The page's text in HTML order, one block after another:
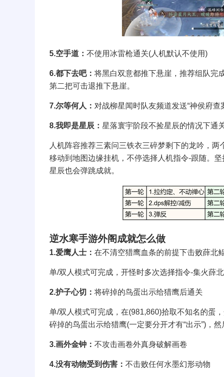
5.空手道： 不使用冰雷枪通关(人机默认不使用)
6.都下去吧： 将黑白双意都推下悬崖，推荐组队完
第二把可击退推下悬崖。
7.尔等何人： 对战柳星闻时队友频道发送“神侯府查
8.我即是星辰： 星落寰宇阶段不捡星辰的情况下通关
人机阵容推荐三素问三铁衣三碎梦剩下的龙吟，
移动到地图边缘挂机，不停选择人机指令-跟随。
星辰也会弹跳成就。
逆水寒手游外阁成就怎么做
1.爱鹰人士： 在不清空猎鹰血条的前提下击败薛北
单/双人模式可完成，开怪时多次选择指令-集火薛
2.护子心切： 将碎掉的鸟蛋出示给猎鹰后通关
单/双人模式可完成，在(981,860)拾取不知名的蛋
碎掉的鸟蛋出示给猎鹰(一定要分开才有“出示”)，
3.画外金钟： 不攻击画卷外真身破解画卷
4.没有动物受到伤害： 不击败任何水墨幻形动物